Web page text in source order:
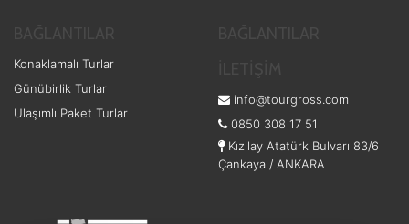
Konaklamalı Turlar
Günübirlik Turlar
Ulaşımlı Paket Turlar
info@tourgross.com
0850 308 17 51
Kızılay Atatürk Bulvarı 83/6
Çankaya / ANKARA